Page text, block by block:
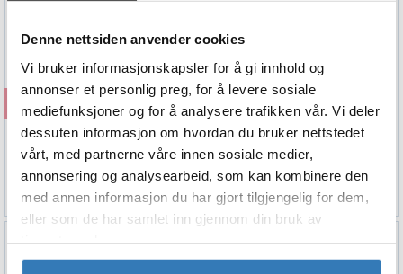
Denne nettsiden anvender cookies
Vi bruker informasjonskapsler for å gi innhold og
annonser et personlig preg, for å levere sosiale
mediefunksjoner og for å analysere trafikken vår. Vi deler
dessuten informasjon om hvordan du bruker nettstedet
vårt, med partnerne våre innen sosiale medier,
annonsering og analysearbeid, som kan kombinere den
med annen informasjon du har gjort tilgjengelig for dem,
eller som de har samlet inn gjennom din bruk av
Kjøp
Bokstav R - Rose Gold
1 Folieballong - 86cm (34")
89,90
Kjøp
Bokstav E - Rose Gold
1 Folieballong - 86cm (34")
89,90